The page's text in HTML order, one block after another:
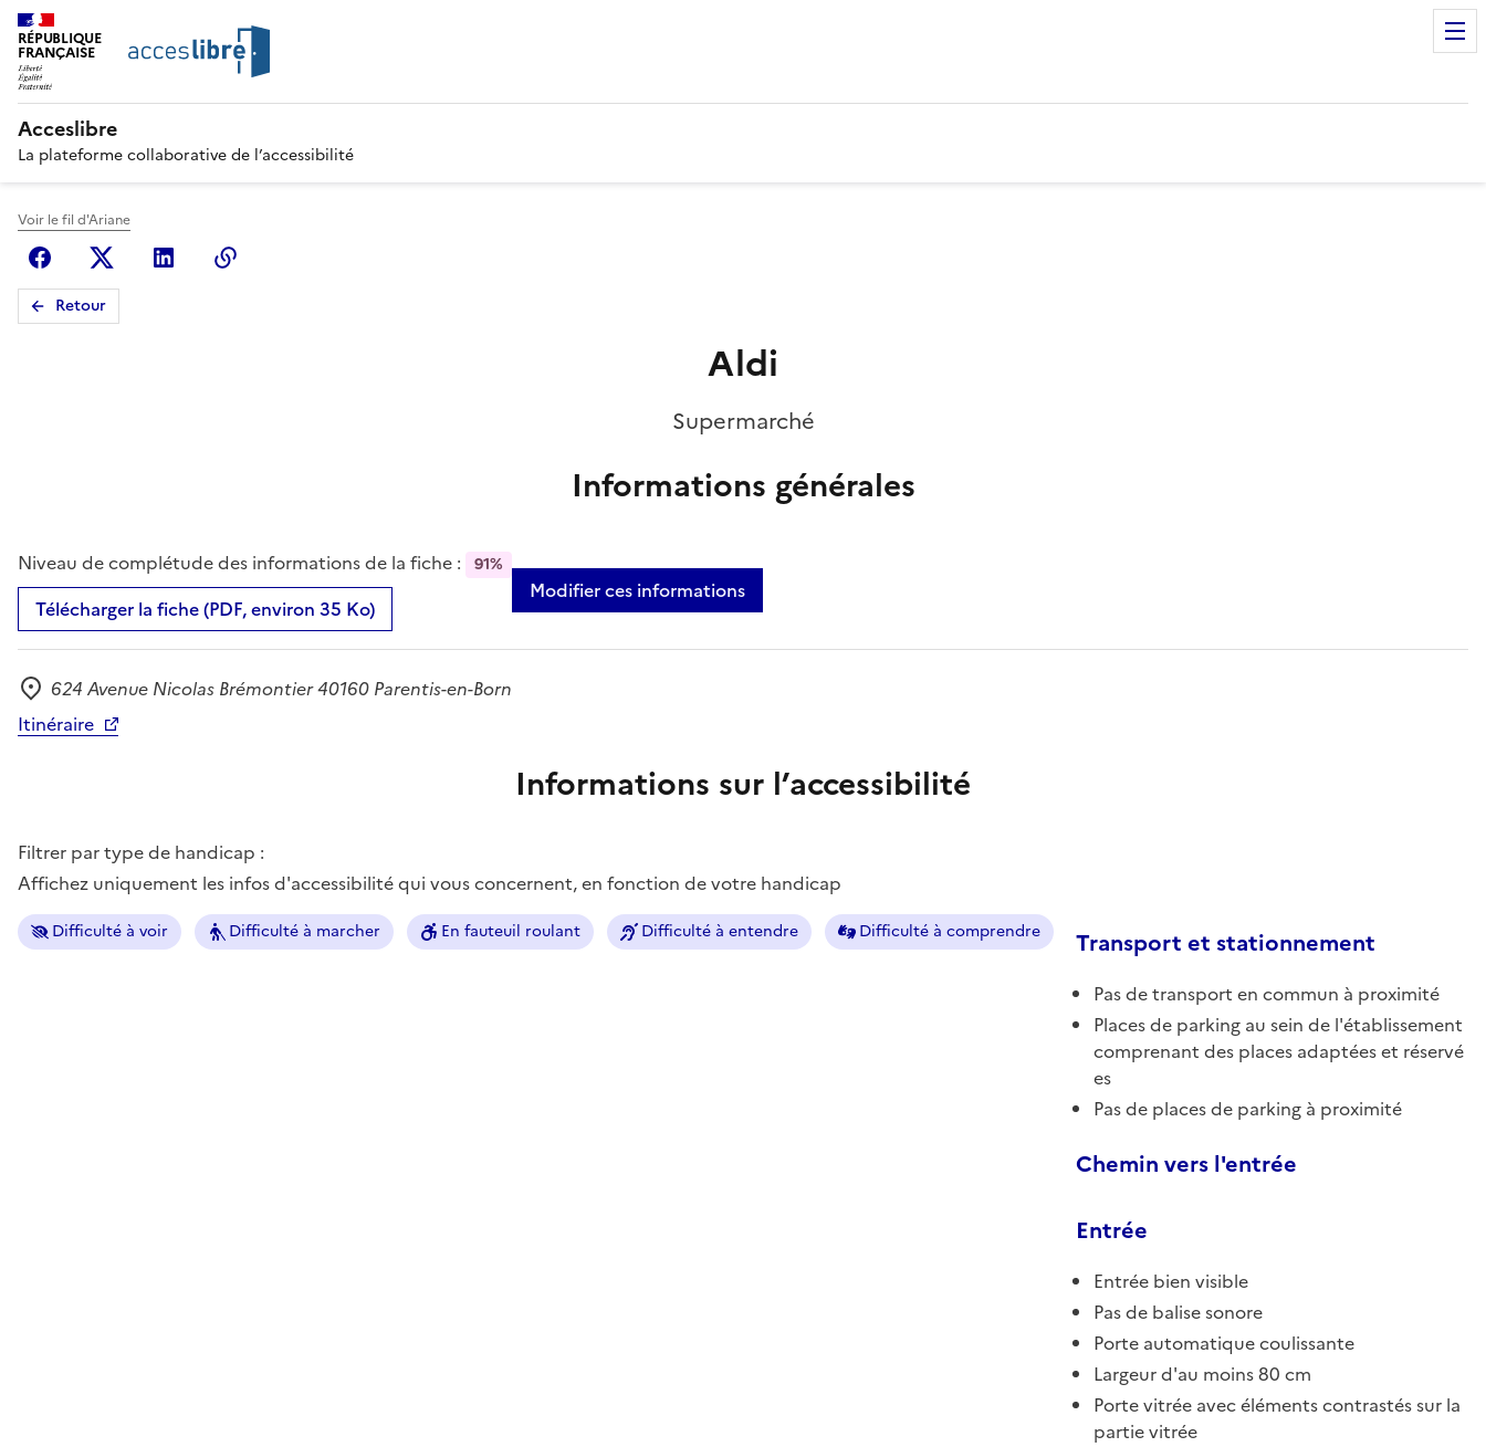
RÉPUBLIQUE
FRANÇAISE
Acceslibre
La plateforme collaborative de l’accessibilité
Voir le fil d'Ariane
FacebookX (anciennement Twitter)
Linkedin
Retour
Aldi
Supermarché
Informations générales
Niveau de complétude des informations de la fiche : 91%
Télécharger la fiche (PDF, environ 35 Ko)
Modifier ces informations
Adresse
624 Avenue Nicolas Brémontier 40160 Parentis-en-Born
Itinéraire
Informations sur l’accessibilité
Filtrer par type de handicap :
Affichez uniquement les infos d'accessibilité qui vous concernent, en fonction de votre handicap
Difficulté à voir Difficulté à marcher En fauteuil roulant Difficulté à entendre Difficulté à comprendre Transport et stationnement
Pas de transport en commun à proximité
Places de parking au sein de l'établissement
comprenant des places adaptées et réservé
es
Pas de places de parking à proximité
Chemin vers l'entrée
Entrée
Entrée bien visible
Pas de balise sonore
Porte automatique coulissante
Largeur d'au moins 80 cm
Porte vitrée avec éléments contrastés sur la
partie vitrée